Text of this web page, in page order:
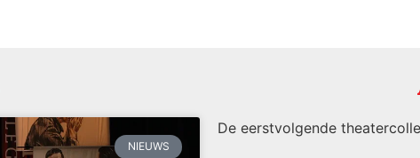
NIEUWS
De eerstvolgende